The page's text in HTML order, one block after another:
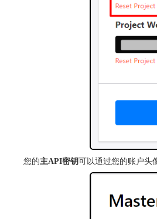
您的主API密钥可以通过您的账户头